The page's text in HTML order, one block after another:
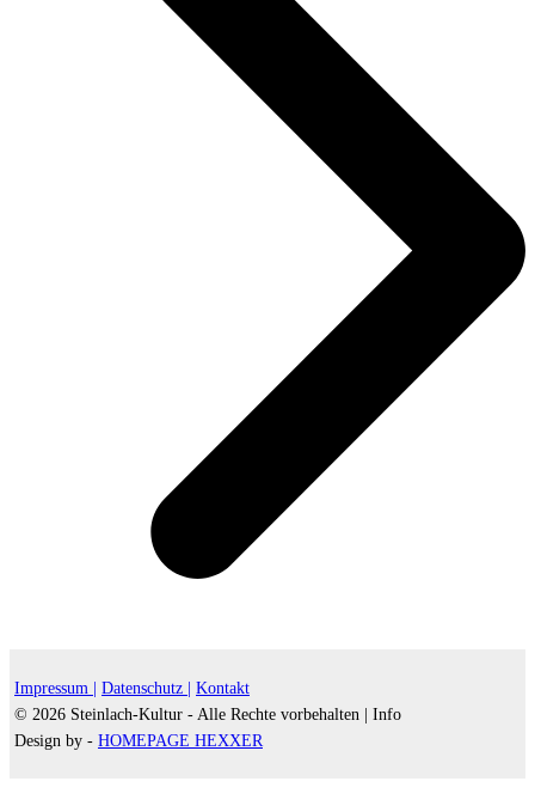
Impressum | Datenschutz |
Kontakt
© 2026 Steinlach-Kultur - Alle Rechte vorbehalten |
Info
Design by - HOMEPAGE HEXXER